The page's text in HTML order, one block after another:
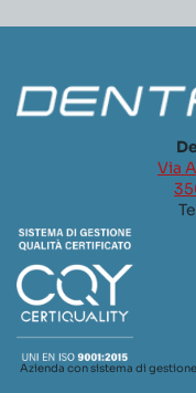
Via
Azienda con sistema di